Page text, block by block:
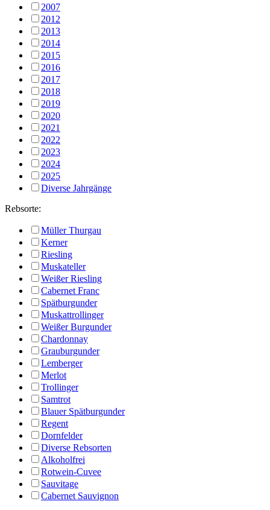
2007
2012
2013
2014
2015
2016
2017
2018
2019
2020
2021
2022
2023
2024
2025
Diverse Jahrgänge
Rebsorte:
Müller Thurgau
Kerner
Riesling
Muskateller
Weißer Riesling
Cabernet Franc
Spätburgunder
Muskattrollinger
Weißer Burgunder
Chardonnay
Grauburgunder
Lemberger
Merlot
Trollinger
Samtrot
Blauer Spätburgunder
Regent
Dornfelder
Diverse Rebsorten
Alkoholfrei
Rotwein-Cuvee
Sauvitage
Cabernet Sauvignon